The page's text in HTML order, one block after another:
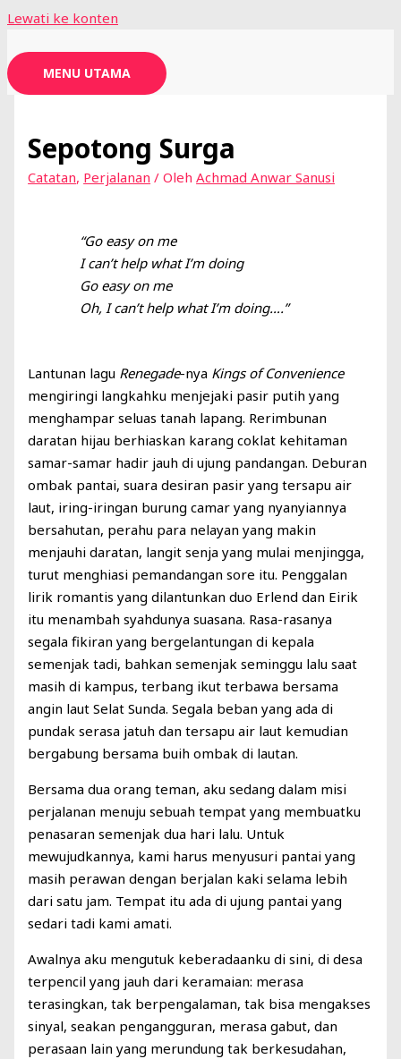
Lewati ke konten
MENU UTAMA
Sepotong Surga
Catatan, Perjalanan / OlehAchmad Anwar Sanusi
“Go easy on me
I can’t help what I’m doing
Go easy on me
Oh, I can’t help what I’m doing….”
Lantunan lagu Renegade-nya Kings of Convenience
mengiringi langkahku menjejaki pasir putih yang
menghampar seluas tanah lapang. Rerimbunan
daratan hijau berhiaskan karang coklat kehitaman
samar-samar hadir jauh di ujung pandangan. Deburan
ombak pantai, suara desiran pasir yang tersapu air
laut, iring-iringan burung camar yang nyanyiannya
bersahutan, perahu para nelayan yang makin
menjauhi daratan, langit senja yang mulai menjingga,
turut menghiasi pemandangan sore itu. Penggalan
lirik romantis yang dilantunkan duo Erlend dan Eirik
itu menambah syahdunya suasana. Rasa-rasanya
segala fikiran yang bergelantungan di kepala
semenjak tadi, bahkan semenjak seminggu lalu saat
masih di kampus, terbang ikut terbawa bersama
angin laut Selat Sunda. Segala beban yang ada di
pundak serasa jatuh dan tersapu air laut kemudian
bergabung bersama buih ombak di lautan.
Bersama dua orang teman, aku sedang dalam misi
perjalanan menuju sebuah tempat yang membuatku
penasaran semenjak dua hari lalu. Untuk
mewujudkannya, kami harus menyusuri pantai yang
masih perawan dengan berjalan kaki selama lebih
dari satu jam. Tempat itu ada di ujung pantai yang
sedari tadi kami amati.
Awalnya aku mengutuk keberadaanku di sini, di desa
terpencil yang jauh dari keramaian: merasa
terasingkan, tak berpengalaman, tak bisa mengakses
sinyal, seakan pengangguran, merasa gabut, dan
perasaan lain yang merundung tak berkesudahan,